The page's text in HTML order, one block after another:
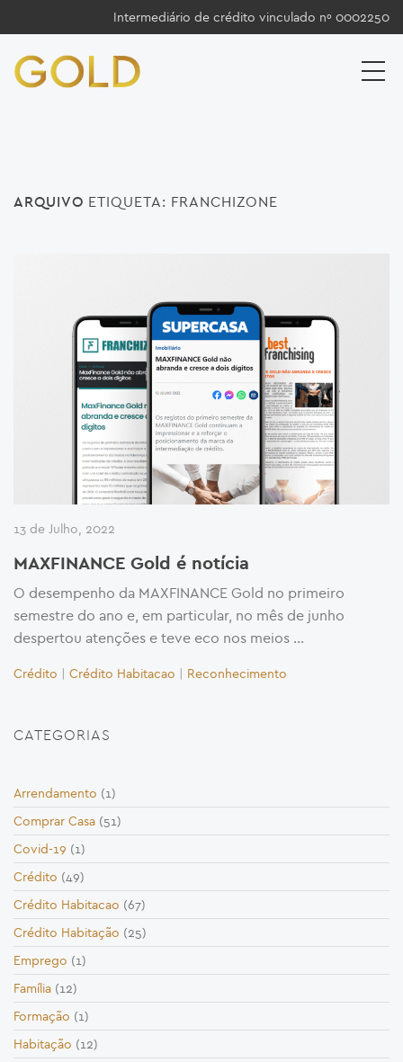
Intermediário de crédito vinculado nº 0002250
ARQUIVO ETIQUETA: FRANCHIZONE
13 de Julho, 2022
MAXFINANCE Gold é notícia
O desempenho da MAXFINANCE Gold no primeiro
semestre do ano e, em particular, no mês de junho
despertou atenções e teve eco nos meios …
Crédito | Crédito Habitacao | Reconhecimento
CATEGORIAS
Arrendamento (1)
Comprar Casa (51)
Covid-19 (1)
Crédito (49)
Crédito Habitacao (67)
Crédito Habitação (25)
Emprego (1)
Família (12)
Formação (1)
Habitação (12)